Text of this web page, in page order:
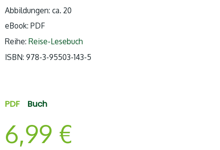
Abbildungen: ca. 20
eBook: PDF
Reihe: Reise-Lesebuch
ISBN: 978-3-95503-143-5
PDF Buch
6,99 €